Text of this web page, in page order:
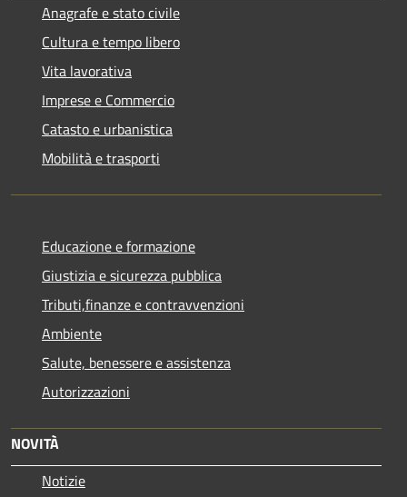
Anagrafe e stato civile
Cultura e tempo libero
Vita lavorativa
Imprese e Commercio
Catasto e urbanistica
Mobilità e trasporti
Educazione e formazione
Giustizia e sicurezza pubblica
Tributi,finanze e contravvenzioni
Ambiente
Salute, benessere e assistenza
Autorizzazioni
NOVITÀ
Notizie